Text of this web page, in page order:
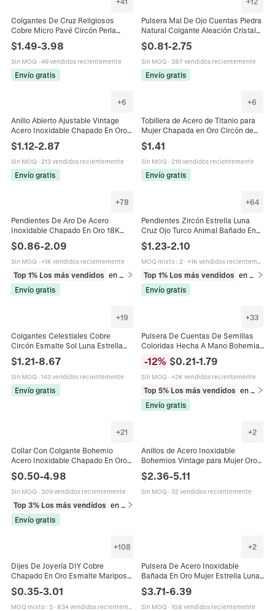
Colgantes De Cruz Religiosos
Cobre Micro Pavé Circón Perla
De Ojo Virgen María DIY Joyería
$1.49-3.98
Sin MOQ · 49 vendidos recientemente
Envío gratis
Pulsera Mal De Ojo Cuentas Piedra
Natural Colgante Aleación Cristal
Bohemia Mujer
$0.81-2.75
Sin MOQ · 387 vendidos recientemente
Envío gratis
+6
Anillo Abierto Ajustable Vintage
Acero Inoxidable Chapado En Oro
Turquesa Mal De Ojo Esmalte
Joyería Geométrica Mujer
$1.12-2.87
Sin MOQ · 213 vendidos recientemente
Envío gratis
+6
Tobillera de Acero de Titanio para
Mujer Chapada en Oro Circón de
Colores Mariposa Estrella Luna
Cruz Mal de Ojo Mano Libélula
Joyería
$1.41
Sin MOQ · 216 vendidos recientemente
Envío gratis
+78
Pendientes De Aro De Acero
Inoxidable Chapado En Oro 18K
Dijes Geométricos Corazón Mal De
Ojo Cruz Joyería Para Mujer
$0.86-2.09
Sin MOQ · +1K vendidos recientemente
Top 1% Los más vendidos
en Pendientes
Envío gratis
+64
Pendientes Zircón Estrella Luna
Cruz Ojo Turco Animal Bañado En
Oro Con Poste De Moda
$1.23-2.10
MOQ mixto: 2· +1K vendidos recientemente
Top 1% Los más vendidos
en Pendientes
Envío gratis
+19
Colgantes Celestiales Cobre
Circón Esmalte Sol Luna Estrella
Planeta Mal De Ojo Charms Para
Creación Joyas DIY Bohemio
$1.21-8.67
Sin MOQ · 143 vendidos recientemente
Envío gratis
+33
Pulsera De Cuentas De Semillas
Coloridas Hecha A Mano Bohemia
Capas Múltiples Concha Evil Eye
Joyería Étnica De Playa Para
Mujeres Hombres Ajustable
-12% $0.21-1.79
Sin MOQ · +2K vendidos recientemente
Top 5% Los más vendidos
en Pulseras
Envío gratis
+21
Collar Con Colgante Bohemio
Acero Inoxidable Chapado En Oro
18K Cuerda Trenzada Concha
Tortuga Mal de Ojo Playa Verano
Mujer
$0.50-4.98
Sin MOQ · 309 vendidos recientemente
Top 3% Los más vendidos
en Collares
Envío gratis
+2
Anillos de Acero Inoxidable
Bohemios Vintage para Mujer Oro
Lapislázuli Mal de Ojo Sol Luna
Estrella Anillos Impermeables
Joyería
$2.36-5.11
Sin MOQ · 32 vendidos recientemente
+108
Dijes De Joyería DIY Cobre
Chapado En Oro Esmalte Mariposa
Estrella Champiñón Donut Para
Collar Pulsera Fabricación
$0.35-3.01
MOQ mixto: 3· 834 vendidos recientemente
+2
Pulsera De Acero Inoxidable
Bañada En Oro Mujer Estrella Luna
Delicada Joyería
$3.71-6.39
Sin MOQ · 108 vendidos recientemente